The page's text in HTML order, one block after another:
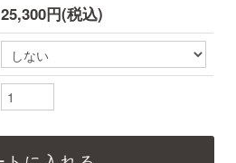
25,300円(税込)